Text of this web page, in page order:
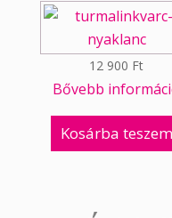
12 900 Ft
Bővebb
Kosárba teszem